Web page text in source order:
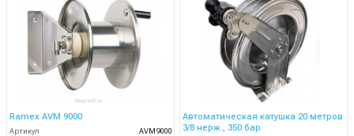
Ramex AVM 9000
Артикул
AVM9000
Автоматическая катушка 20 метров
3/8 нерж., 350 бар